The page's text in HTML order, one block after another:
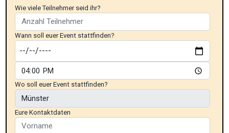
Wie viele Teilnehmer seid ihr?
Wann soll euer Event stattfinden?
Wo soll euer Event stattfinden?
Eure Kontaktdaten